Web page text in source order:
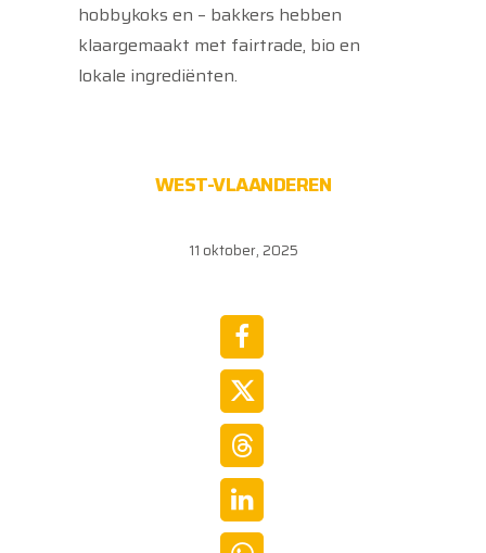
WEST-VLAANDEREN
11 oktober, 2025
hobbykoks en – bakkers hebben
klaargemaakt met fairtrade, bio en
lokale ingrediënten.